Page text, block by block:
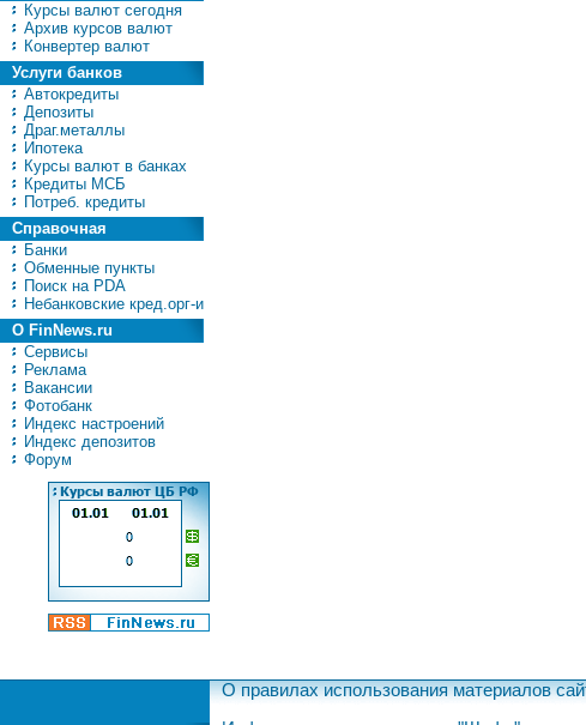
Курсы валют сегодня
Архив курсов валют
Конвертер валют
Услуги банков
Автокредиты
Депозиты
Драг.металлы
Ипотека
Курсы валют в банках
Кредиты МСБ
Потреб. кредиты
Справочная
Банки
Обменные пункты
Поиск на PDA
Небанковские кред.орг-и
О FinNews.ru
Сервисы
Реклама
Вакансии
Фотобанк
Индекс настроений
Индекс депозитов
Форум
О правилах использования материалов